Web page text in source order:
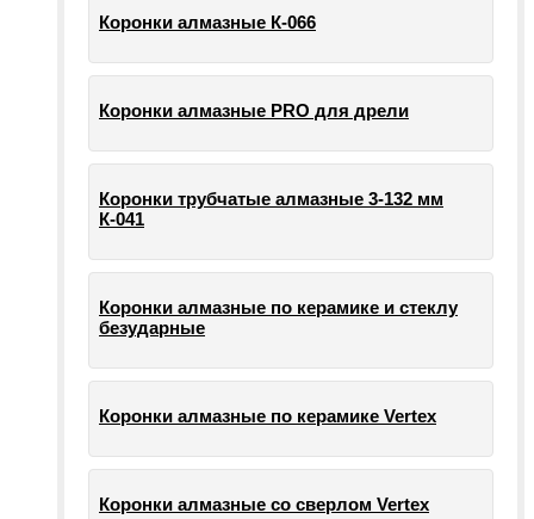
Коронки алмазные К-066
Коронки алмазные PRO для дрели
Коронки трубчатые алмазные 3-132 мм
К-041
Коронки алмазные по керамике и стеклу
безударные
Коронки алмазные по керамике Vertex
Коронки алмазные со сверлом Vertex